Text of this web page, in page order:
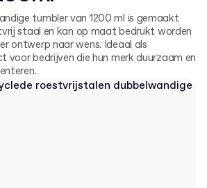
tumbler van 1200 ml is gemaakt
staal en kan op maat bedrukt worden
ontwerp naar wens. Ideaal als
voor bedrijven die hun merk duurzaam en